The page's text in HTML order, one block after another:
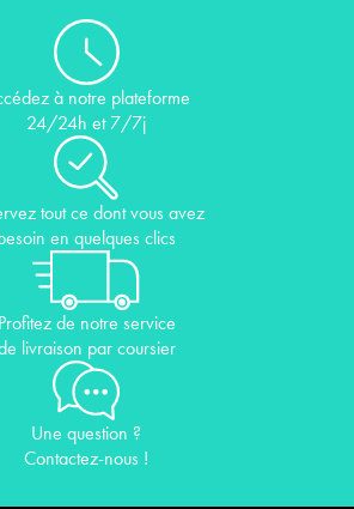
à notre plateforme
24/24h et 7/7j
tout ce dont vous avez
en quelques clics
Profitez de notre service
livraison par coursier
Une question ?
Contactez-nous !